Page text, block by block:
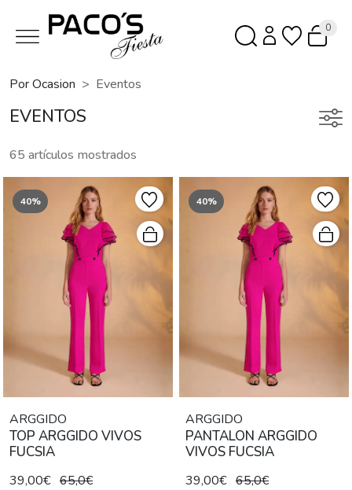
0
Por Ocasion Eventos
EVENTOS
65 artículos mostrados
40%
ARGGIDO
TOP ARGGIDO VIVOS
FUCSIA
39,00€ 65,0€
40%
ARGGIDO
PANTALON ARGGIDO
VIVOS FUCSIA
39,00€ 65,0€